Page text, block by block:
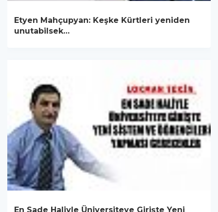
Etyen Mahçupyan: Keşke Kürtleri yeniden
unutabilsek…
En Sade Haliyle Üniversiteye Girişte Yeni